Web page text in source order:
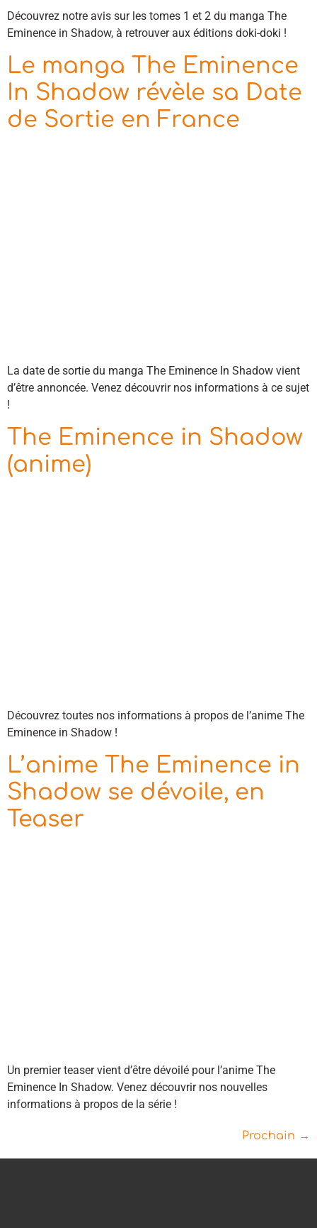
Découvrez notre avis sur les tomes 1 et 2 du manga The
Eminence in Shadow, à retrouver aux éditions doki-doki !
Le manga The Eminence
In Shadow révèle sa Date
de Sortie en France
La date de sortie du manga The Eminence In Shadow vient
d’être annoncée. Venez découvrir nos informations à ce sujet
!
The Eminence in Shadow
(anime)
Découvrez toutes nos informations à propos de l’anime The
Eminence in Shadow !
L’anime The Eminence in
Shadow se dévoile, en
Teaser
Un premier teaser vient d’être dévoilé pour l’anime The
Eminence In Shadow. Venez découvrir nos nouvelles
informations à propos de la série !
Prochain →